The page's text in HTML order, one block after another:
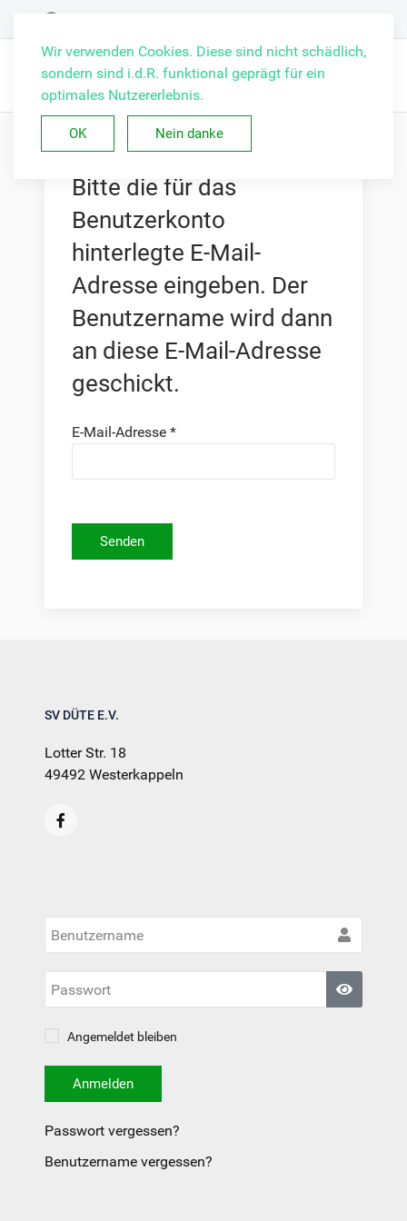
Wir verwenden Cookies. Diese sind nicht schädlich,
sondern sind i.d.R. funktional geprägt für ein
optimales Nutzererlebnis.
OK Nein danke
Bitte die für das
Benutzerkonto
hinterlegte E-Mail-
Adresse eingeben. Der
Benutzername wird dann
an diese E-Mail-Adresse
geschickt.
E-Mail-Adresse *
Senden
SV DÜTE E.V.
Lotter Str. 18
49492 Westerkappeln
Passwort
Angemeldet bleiben
Anmelden
Passwort vergessen?
Benutzername vergessen?